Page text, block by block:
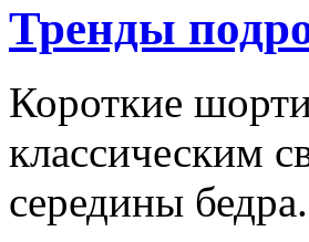
Тренды
Короткие
классическим
середины